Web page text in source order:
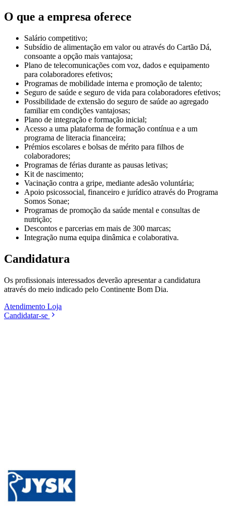
O que a empresa oferece
Salário competitivo;
Subsídio de alimentação em valor ou através do Cartão Dá,
consoante a opção mais vantajosa;
Plano de telecomunicações com voz, dados e equipamento
para colaboradores efetivos;
Programas de mobilidade interna e promoção de talento;
Seguro de saúde e seguro de vida para colaboradores efetivos;
Possibilidade de extensão do seguro de saúde ao agregado
familiar em condições vantajosas;
Plano de integração e formação inicial;
Acesso a uma plataforma de formação contínua e a um
programa de literacia financeira;
Prémios escolares e bolsas de mérito para filhos de
colaboradores;
Programas de férias durante as pausas letivas;
Kit de nascimento;
Vacinação contra a gripe, mediante adesão voluntária;
Apoio psicossocial, financeiro e jurídico através do Programa
Somos Sonae;
Programas de promoção da saúde mental e consultas de
nutrição;
Descontos e parcerias em mais de 300 marcas;
Integração numa equipa dinâmica e colaborativa.
Candidatura
Os profissionais interessados deverão apresentar a candidatura
através do meio indicado pelo Continente Bom Dia.
Atendimento Loja
Candidatar-se